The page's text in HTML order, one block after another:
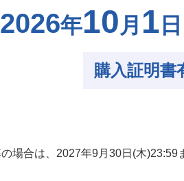
2026年10月 1 日
購入証明書
場合は、2027年9月30日(木)23:59